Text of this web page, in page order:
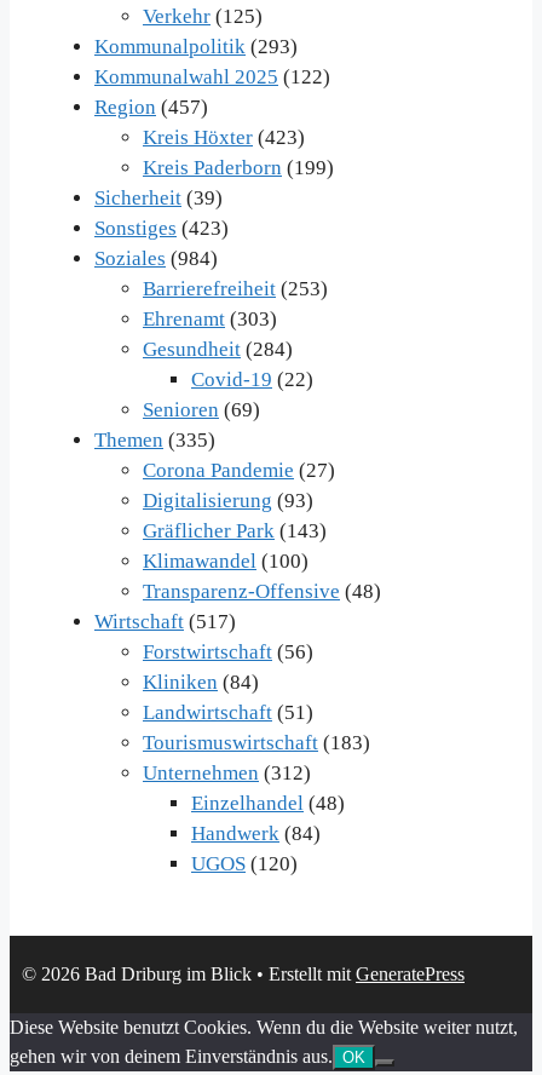
Verkehr (125)
Kommunalpolitik (293)
Kommunalwahl 2025 (122)
Region (457)
Kreis Höxter (423)
Kreis Paderborn (199)
Sicherheit (39)
Sonstiges (423)
Soziales (984)
Barrierefreiheit (253)
Ehrenamt (303)
Gesundheit (284)
Covid-19 (22)
Senioren (69)
Themen (335)
Corona Pandemie (27)
Digitalisierung (93)
Gräflicher Park (143)
Klimawandel (100)
Transparenz-Offensive (48)
Wirtschaft (517)
Forstwirtschaft (56)
Kliniken (84)
Landwirtschaft (51)
Tourismuswirtschaft (183)
Unternehmen (312)
Einzelhandel (48)
Handwerk (84)
UGOS (120)
© 2026 Bad Driburg im Blick • Erstellt mit GeneratePress
Diese Website benutzt Cookies. Wenn du die Website weiter nutzt,
gehen wir von deinem Einverständnis aus. OK